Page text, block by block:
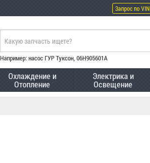
Запрос по VIN
Например: насос ГУР Туксон, 06H905601A
Охлаждение и
Отопление
Электрика и
Освещение